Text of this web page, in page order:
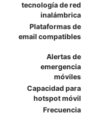
tecnología de red
inalámbrica
Plataformas de
email compatibles
Alertas de
emergencia
móviles
Capacidad para
hotspot móvil
Frecuencia